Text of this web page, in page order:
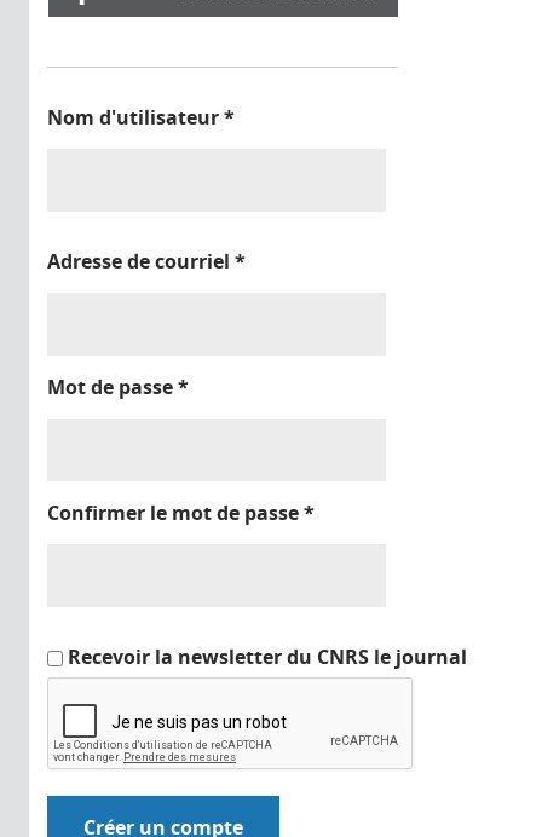
Nom d'utilisateur*
Adresse de courriel *
Mot de passe*
Confirmer le mot de passe*
Recevoir la newsletter du CNRS le journal